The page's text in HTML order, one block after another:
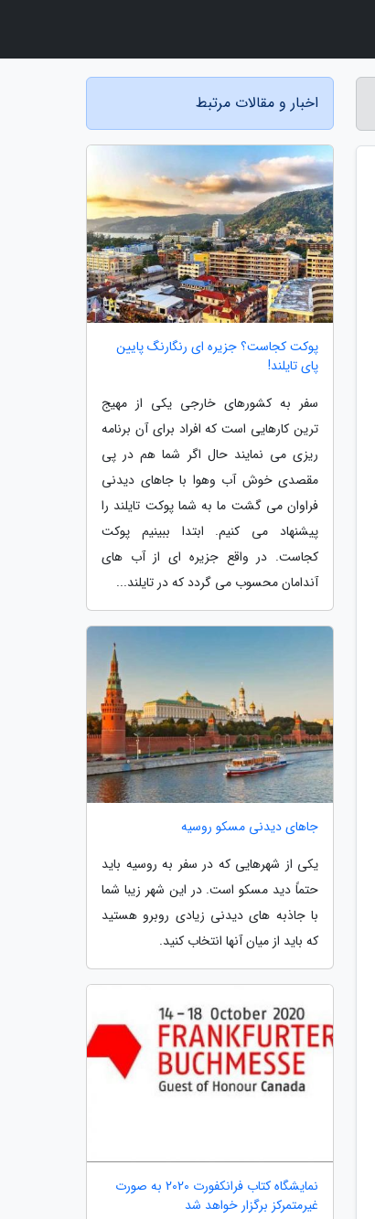
اخبار و مقالات مرتبط
پوکت کجاست؟ جزیره ای رنگارنگ پایین
پای تایلند!
سفر به کشورهای خارجی یکی از مهیج
ترین کارهایی است که افراد برای آن برنامه
ریزی می نمایند حال اگر شما هم در پی
مقصدی خوش آب وهوا با جاهای دیدنی
فراوان می گشت ما به شما پوکت تایلند را
پیشنهاد می کنیم. ابتدا ببینیم پوکت
کجاست. در واقع جزیره ای از آب های
آندامان محسوب می گردد که در تایلند...
جاهای دیدنی مسکو روسیه
یکی از شهرهایی که در سفر به روسیه باید
حتماً دید مسکو است. در این شهر زیبا شما
با جاذبه های دیدنی زیادی روبرو هستید
که باید از میان آنها انتخاب کنید.
نمایشگاه کتاب فرانکفورت 2020 به صورت
غیرمتمرکز برگزار خواهد شد